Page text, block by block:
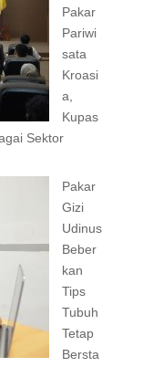
Pakar
Pariwi
sata
Kroasi
a,
Kupas
Sektor
Pakar
Gizi
Udinus
Beber
kan
Tips
Tubuh
Tetap
Bersta